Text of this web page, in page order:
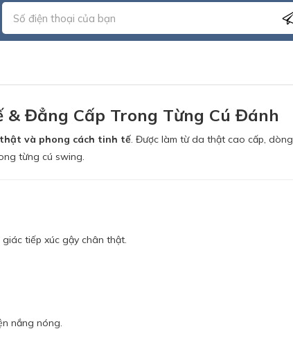
& Đẳng Cấp Trong Từng Cú Đánh
và phong cách tinh tế. Được làm từ da thật cao cấp, dòng
từng cú swing.
giác tiếp xúc gậy chân thật.
nắng nóng.